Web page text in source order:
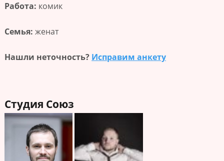
Работа: комик
Семья: женат
Нашли неточность? Исправим анкету
Студия Союз